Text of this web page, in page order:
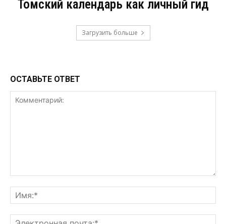
Томский календарь как личный гид
Загрузить больше
ОСТАВЬТЕ ОТВЕТ